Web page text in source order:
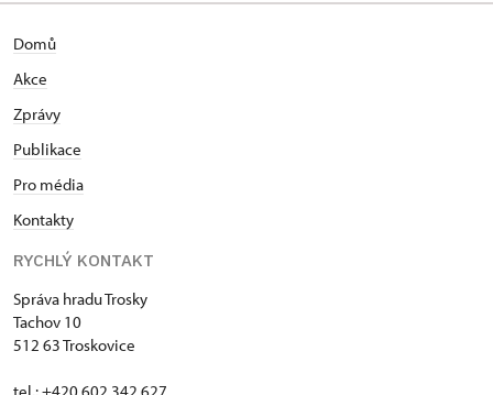
Domů
Akce
Zprávy
Publikace
Pro média
Kontakty
RYCHLÝ KONTAKT
Správa hradu Trosky
Tachov 10
512 63 Troskovice
tel.: +420 602 342 627